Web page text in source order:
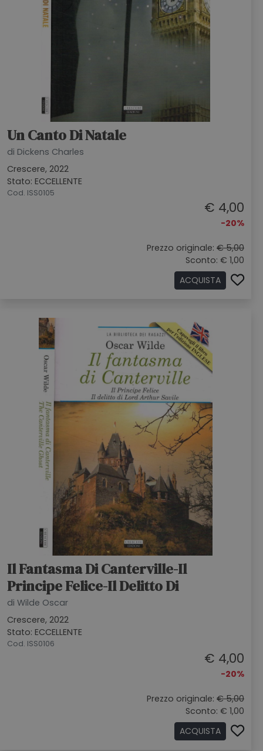
Un Canto Di Natale
di Dickens Charles
Crescere, 2022
Stato: ECCELLENTE
Cod. ISS0105
€ 4,00
-20%
Prezzo originale: € 5,00
Sconto: € 1,00
ACQUISTA
Il Fantasma Di Canterville-Il
Principe Felice-Il Delitto Di
di Wilde Oscar
Crescere, 2022
Stato: ECCELLENTE
Cod. ISS0106
€ 4,00
-20%
Prezzo originale: € 5,00
Sconto: € 1,00
ACQUISTA